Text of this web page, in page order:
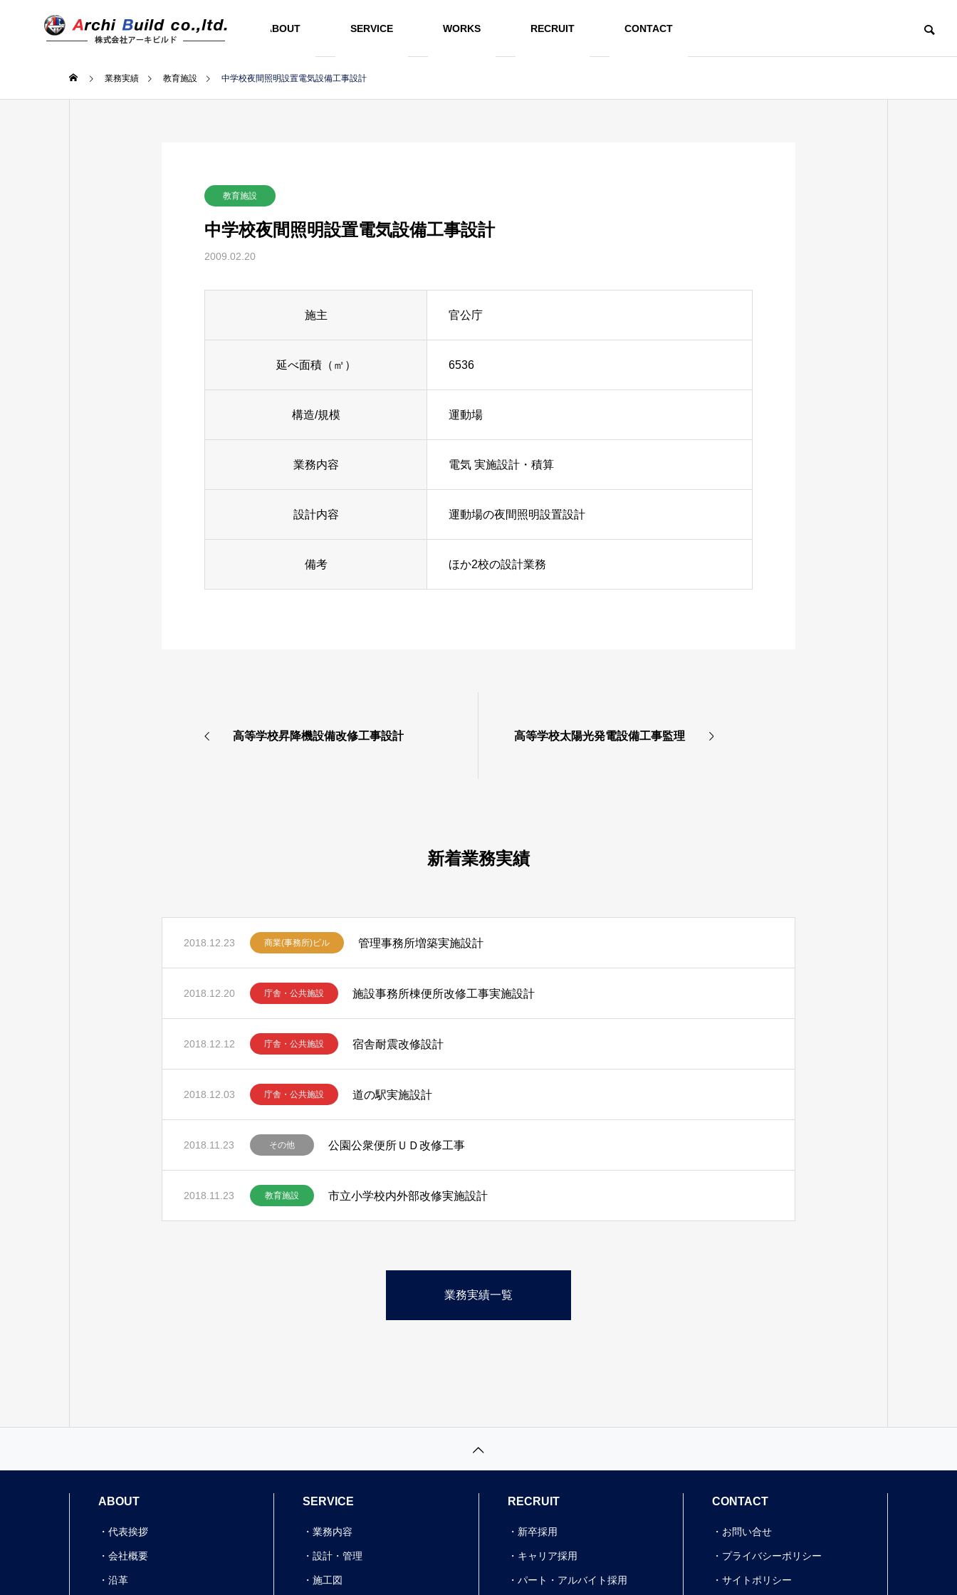
ABOUT SERVICE WORKS RECRUIT CONTACT
業務実績 教育施設 中学校夜間照明設置電気設備工事設計
教育施設
中学校夜間照明設置電気設備工事設計
2009.02.20
施主 官公庁
延べ面積（㎡） 6536
構造/規模 運動場
業務内容 電気 実施設計・積算
設計内容 運動場の夜間照明設置設計
備考 ほか2校の設計業務
高等学校昇降機設備改修工事設計 高等学校太陽光発電設備工事監理
新着業務実績
2018.12.23 商業(事務所)ビル 管理事務所増築実施設計
2018.12.20 庁舎・公共施設 施設事務所棟便所改修工事実施設計
2018.12.12 庁舎・公共施設 宿舎耐震改修設計
2018.12.03 庁舎・公共施設 道の駅実施設計
2018.11.23 その他 公園公衆便所ＵＤ改修工事
2018.11.23 教育施設 市立小学校内外部改修実施設計
業務実績一覧
ABOUT
代表挨拶
会社概要
沿革
SERVICE
業務内容
設計・管理
施工図
RECRUIT
新卒採用
キャリア採用
パート・アルバイト採用
CONTACT
お問い合せ
プライバシーポリシー
サイトポリシー